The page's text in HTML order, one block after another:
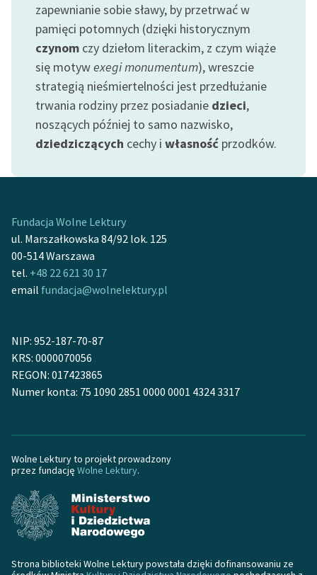
Kolekcje edukacyjne
twórców przechodzących
do domeny publicznej,
lektur szkolnych oraz
Starego Testamentu
Odkurzamy bohaterów
Szkoła Poezji Wolnych
Lektur
O nas
O projekcie
Zespół
Wolnych Lektur
Logotypy
Materiały promocyjne
Dane fundacji i
sprawozdania finansowe
Regulamin darowizn
wrażliwych
zapewnianie sobie sławy, by przetrwać w
pamięci potomnych (dzięki historycznym
czynom czy dziełom literackim, z czym wiąże
się motywexegi monumentum), wreszcie
strategią nieśmiertelności jest przedłużanie
trwania rodziny przez posiadanie dzieci,
noszących później to samo nazwisko,
dziedziczących cechy i własność przodków.
Fundacja Wolne Lektury
ul. Marszałkowska 84/92 lok. 125
00-514 Warszawa
tel. +48 22 621 30 17
email fundacja@wolnelektury.pl
NIP: 952-187-70-87
KRS: 0000070056
REGON: 017423865
Numer konta: 75 1090 2851 0000 0001 4324 3317
Wolne Lektury to projekt prowadzony
przez fundację Wolne Lektury.
Strona biblioteki Wolne Lektury powstała dzięki dofinansowaniu ze